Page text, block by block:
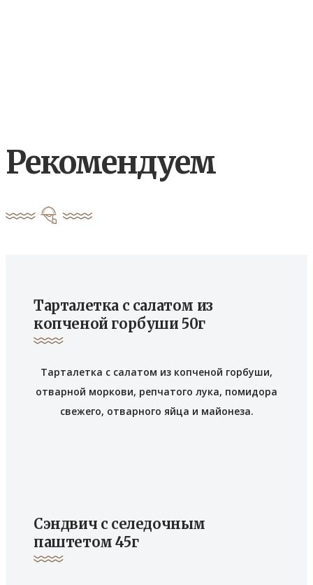
Рекомендуем
Тарталетка с салатом из
копченой горбуши 50г
Тарталетка с салатом из копченой горбуши,
отварной моркови, репчатого лука, помидора
свежего, отварного яйца и майонеза.
Сэндвич с селедочным
паштетом 45г